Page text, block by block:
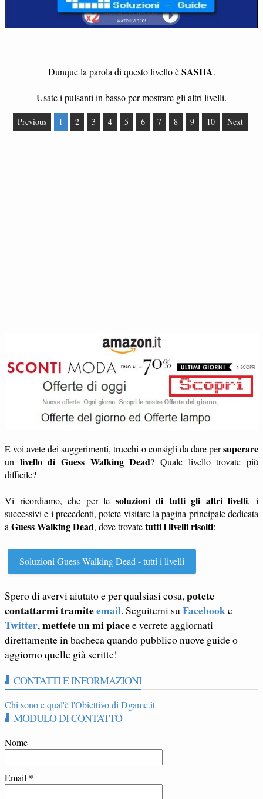
Dunque la parola di questo livello èSASHA.
Usate i pulsanti in basso per mostrare gli altri livelli.
Previous 1 2 3 4 5 6 7 8 9 10 Next
E voi avete dei suggerimenti, trucchi o consigli da dare persuperare
un livello di Guess Walking Dead? Quale livello trovate più
difficile?
Vi ricordiamo, che per le soluzioni di tutti gli altri livelli, i
successivi e i precedenti, potete visitare la pagina principale dedicata
aGuess Walking Dead, dove trovatetutti i livelli risolti:
Soluzioni Guess Walking Dead - tutti i livelli
Spero di avervi aiutato e per qualsiasi cosa,potete
contattarmi tramiteemail. Seguitemi suFacebooke
Twitter,mettete un mi piacee verrete aggiornati
direttamente in bacheca quando pubblico nuove guide o
aggiorno quelle già scritte!
CONTATTI E INFORMAZIONI
Chi sono e qual'è l'Obiettivo di Dgame.it
MODULO DI CONTATTO
Nome
Email *